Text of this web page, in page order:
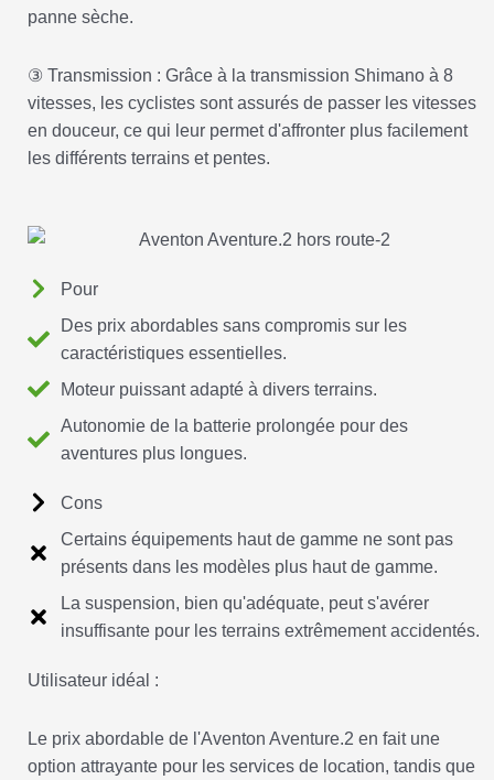
panne sèche.
③ Transmission : Grâce à la transmission Shimano à 8
vitesses, les cyclistes sont assurés de passer les vitesses
en douceur, ce qui leur permet d'affronter plus facilement
les différents terrains et pentes.
Pour
Des prix abordables sans compromis sur les
caractéristiques essentielles.
Moteur puissant adapté à divers terrains.
Autonomie de la batterie prolongée pour des
aventures plus longues.
Cons
Certains équipements haut de gamme ne sont pas
présents dans les modèles plus haut de gamme.
La suspension, bien qu'adéquate, peut s'avérer
insuffisante pour les terrains extrêmement accidentés.
Utilisateur idéal :
Le prix abordable de l'Aventon Aventure.2 en fait une
option attrayante pour les services de location, tandis que